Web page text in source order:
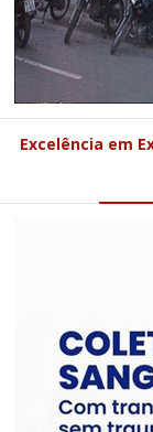
Excelência em